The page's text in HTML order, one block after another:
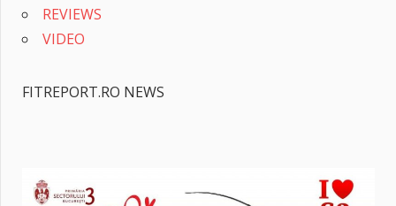
REVIEWS
VIDEO
FITREPORT.RO NEWS